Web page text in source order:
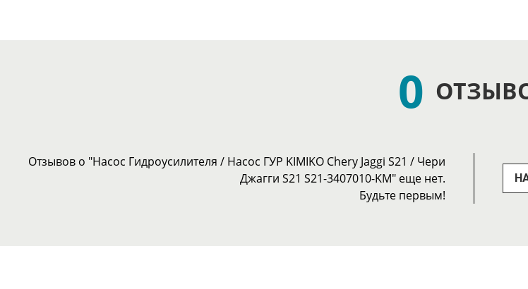
0
Отзывов о "Насос Гидроусилителя / Насос ГУР KIMIKO Chery Jaggi S21 / Чери
Джагги S21 S21-3407010-KM" еще нет.
Будьте первым!